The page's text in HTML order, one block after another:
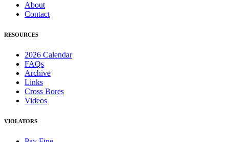
About
Contact
RESOURCES
2026 Calendar
FAQs
Archive
Links
Cross Bores
Videos
VIOLATORS